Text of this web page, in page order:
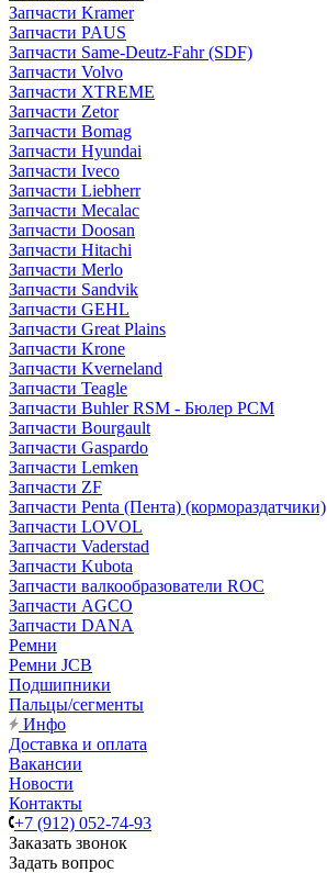
Запчасти Kramer
Запчасти PAUS
Запчасти Same-Deutz-Fahr (SDF)
Запчасти Volvo
Запчасти XTREME
Запчасти Zetor
Запчасти Bomag
Запчасти Hyundai
Запчасти Iveco
Запчасти Liebherr
Запчасти Mecalac
Запчасти Doosan
Запчасти Hitachi
Запчасти Merlo
Запчасти Sandvik
Запчасти GEHL
Запчасти Great Plains
Запчасти Krone
Запчасти Kverneland
Запчасти Teagle
Запчасти Buhler RSM - Бюлер РСМ
Запчасти Bourgault
Запчасти Gaspardo
Запчасти Lemken
Запчасти ZF
Запчасти Penta (Пента) (кормораздатчики)
Запчасти LOVOL
Запчасти Vaderstad
Запчасти Kubota
Запчасти валкообразователи ROC
Запчасти AGCO
Запчасти DANA
Ремни
Ремни JCB
Подшипники
Пальцы/сегменты
Инфо
Доставка и оплата
Вакансии
Новости
Контакты
+7 (912) 052-74-93
Заказать звонок
Задать вопрос